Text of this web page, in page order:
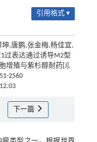
引用格式 ▾
,唐鹏,张金梅,杨佳宜,
过表达通过诱导M2型
增殖与紫杉醇耐药[J].
2560
下一篇